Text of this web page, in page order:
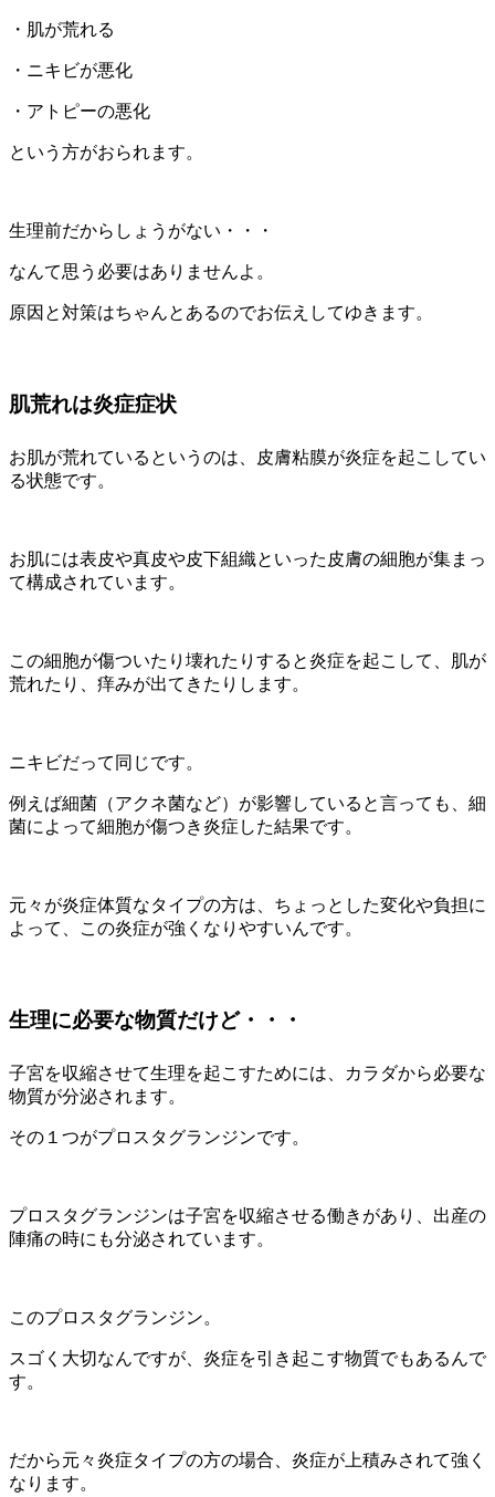
・肌が荒れる
・ニキビが悪化
・アトピーの悪化
という方がおられます。
生理前だからしょうがない・・・
なんて思う必要はありませんよ。
原因と対策はちゃんとあるのでお伝えしてゆきます。
肌荒れは炎症症状
お肌が荒れているというのは、皮膚粘膜が炎症を起こしてい
る状態です。
お肌には表皮や真皮や皮下組織といった皮膚の細胞が集まっ
て構成されています。
この細胞が傷ついたり壊れたりすると炎症を起こして、肌が
荒れたり、痒みが出てきたりします。
ニキビだって同じです。
例えば細菌（アクネ菌など）が影響していると言っても、細
菌によって細胞が傷つき炎症した結果です。
元々が炎症体質なタイプの方は、ちょっとした変化や負担に
よって、この炎症が強くなりやすいんです。
生理に必要な物質だけど・・・
子宮を収縮させて生理を起こすためには、カラダから必要な
物質が分泌されます。
その１つがプロスタグランジンです。
プロスタグランジンは子宮を収縮させる働きがあり、出産の
陣痛の時にも分泌されています。
このプロスタグランジン。
スゴく大切なんですが、炎症を引き起こす物質でもあるんで
す。
だから元々炎症タイプの方の場合、炎症が上積みされて強く
なります。